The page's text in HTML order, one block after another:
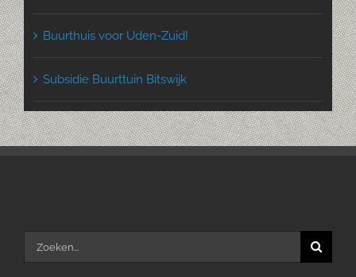
Buurthuis voor Uden-Zuid!
Subsidie Buurttuin Bitswijk
Zoeken